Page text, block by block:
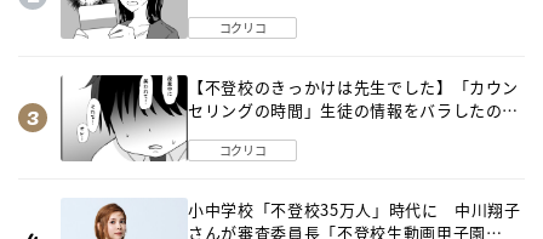
コクリコ
【不登校のきっかけは先生でした】「カウン
セリングの時間」生徒の情報をバラしたの
コクリコ
小中学校「不登校35万人」時代に 中川翔子
さんが審査委員長「不登校生動画甲子園